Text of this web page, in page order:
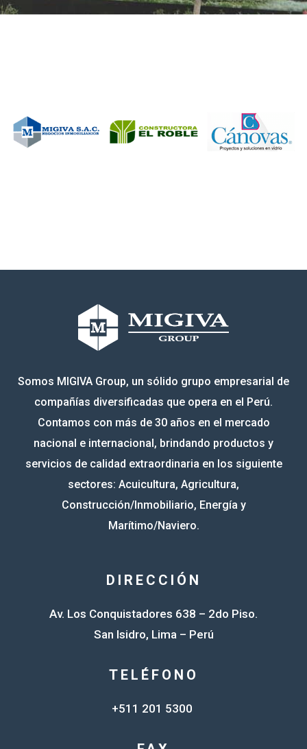
Somos MIGIVA Group, un sólido grupo empresarial de
compañías diversificadas que opera en el Perú.
Contamos con más de 30 años en el mercado
nacional e internacional, brindando productos y
servicios de calidad extraordinaria en los siguiente
sectores: Acuicultura, Agricultura,
Construcción/Inmobiliario, Energía y
Marítimo/Naviero.
DIRECCIÓN
Av. Los Conquistadores 638 – 2do Piso.
San Isidro, Lima – Perú
TELÉFONO
+511 201 5300